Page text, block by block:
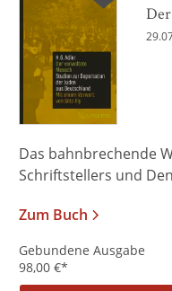
Das bahnbrechende
Schriftstellers und
Zum Buch
Gebundene Ausgabe
98,00 €*